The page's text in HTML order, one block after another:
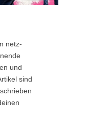
netz-
und
sind